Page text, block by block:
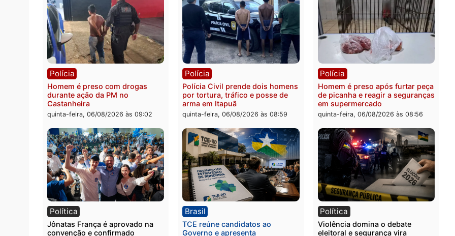
Polícia
Jovem é encontrado morto na
Rua dos Cravos e caso é
investigado pela polícia em RO
quinta-feira, 06/08/2026 às 09:26
Polícia
Homem é esfaqueado no tórax
durante briga com vizinho no
bairro Ulysses Guimarães
quinta-feira, 06/08/2026 às 09:24
Polícia
criminosa são presos por
receptação e adulteração
veículos em Porto Velho
quinta-feira, 06/08/2026 às
Polícia Polícia Polícia